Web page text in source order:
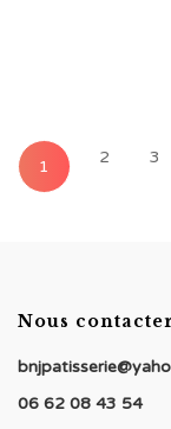
1 2 3
Nous
06 62 08 43 54